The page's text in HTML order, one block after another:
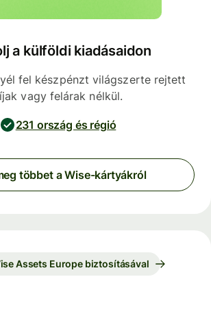
a külföldi kiadásaidon
fel készpénzt világszerte rejtett
vagy felárak nélkül.
231 ország és régió
többet a Wise-kártyákról
Assets Europe biztosításával